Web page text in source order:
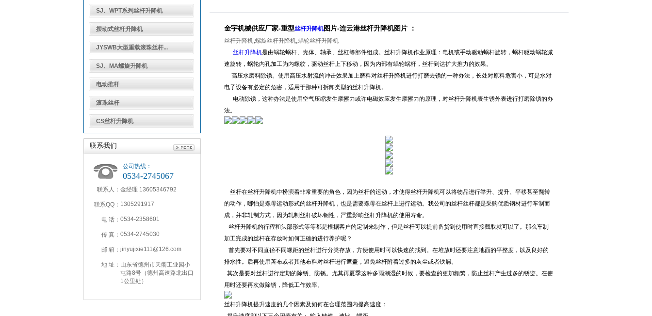
SJ、WPT系列丝杆升降机
摆动式丝杆升降机
JYSWB大型重载滚珠丝杆...
SJ、MA螺旋升降机
电动推杆
滚珠丝杆
CS丝杆升降机
联系我们
公司热线：
0534-2745067
联系人： 金经理 13605346792
联系QQ： 1305291917
电 话： 0534-2358601
传 真： 0534-2745030
邮 箱： jinyujixie111@126.com
地 址： 山东省德州市天衢工业园小
屯路8号（德州高速路北出口
1公里处）
金宇机械供应厂家-重型丝杆升降机图片-连云港丝杆升降机图片 ：
丝杆升降机 螺旋丝杆升降机 蜗轮丝杆升降机
丝杆升降机是由蜗轮蜗杆、壳体、轴承、丝杠等部件组成。丝杆升降机作业原理：电机或手动驱动蜗杆旋转，蜗杆驱动蜗轮减
速旋转，蜗轮内孔加工为内螺纹，驱动丝杆上下移动，因为内部有蜗轮蜗杆，丝杆到达扩大推力的效果。
高压水磨料除锈。使用高压水射流的冲击效果加上磨料对丝杆升降机进行打磨去锈的一种办法，长处对原料危害小，可是水对
电子设备有必定的危害，适用于那种可拆卸类型的丝杆升降机。
电动除锈，这种办法是使用空气压缩发生摩擦力或许电磁效应发生摩擦力的原理，对丝杆升降机表生锈外表进行打磨除锈的办
法。
丝杆在丝杆升降机中扮演着非常重要的角色，因为丝杆的运动，才使得丝杆升降机可以将物品进行举升、提升、平移甚至翻转
的动作，哪怕是螺母运动形式的丝杆升降机，也是需要螺母在丝杆上进行运动。我公司的丝杆丝杆都是采购优质钢材进行车制而
成，并非轧制方式，因为轧制丝杆破坏钢性，严重影响丝杆升降机的使用寿命。
丝杆升降机的行程和头部形式等等都是根据客户的定制来制作，但是丝杆可以提前备货到使用时直接截取就可以了。那么车制
加工完成的丝杆在存放时如何正确的进行养护呢？
首先要对不同直径不同螺距的丝杆进行分类存放，方便使用时可以快速的找到。在堆放时还要注意地面的平整度，以及良好的
排水性。后再使用苫布或者其他布料对丝杆进行遮盖，避免丝杆附着过多的灰尘或者铁屑。
其次是要对丝杆进行定期的除锈、防锈。尤其再夏季这种多雨潮湿的时候，要检查的更加频繁，防止丝杆产生过多的锈迹。在使
用时还要再次做除锈，降低工作效率。
丝杆升降机提升速度的几个因素及如何在合理范围内提高速度：